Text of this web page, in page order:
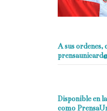
A sus ordenes,
Disponible en
como